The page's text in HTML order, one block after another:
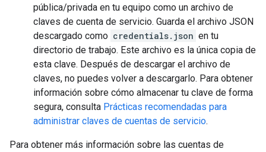
pública/privada en tu equipo como un archivo de
claves de cuenta de servicio. Guarda el archivo JSON
descargado como credentials.json en tu
directorio de trabajo. Este archivo es la única copia de
esta clave. Después de descargar el archivo de
claves, no puedes volver a descargarlo. Para obtener
información sobre cómo almacenar tu clave de forma
segura, consulta Prácticas recomendadas para
administrar claves de cuentas de servicio.
Para obtener más información sobre las cuentas de